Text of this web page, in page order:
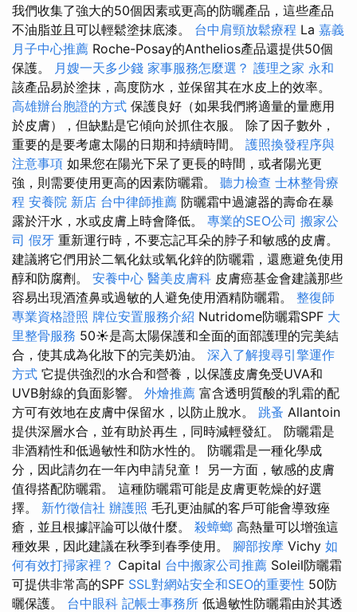
我們收集了強大的50個因素或更高的防曬產品，這些產品
不油脂並且可以輕鬆塗抹底漆。 台中肩頸放鬆療程 La 嘉義
月子中心推薦 Roche-Posay的Anthelios產品還提供50個
保護。 月嫂一天多少錢 家事服務怎麼選？ 護理之家 永和
該產品易於塗抹，高度防水，並保留其在水皮上的效率。
高雄辦台胞證的方式 保護良好（如果我們將適量的量應用
於皮膚），但缺點是它傾向於抓住衣服。 除了因子數外，
重要的是要考慮太陽的日期和持續時間。 護照換發程序與
注意事項 如果您在陽光下呆了更長的時間，或者陽光更
強，則需要使用更高的因素防曬霜。 聽力檢查 士林整骨療
程 安養院 新店 台中律師推薦 防曬霜中過濾器的壽命在暴
露於汗水，水或皮膚上時會降低。 專業的SEO公司 搬家公
司 假牙 重新運行時，不要忘記耳朵的脖子和敏感的皮膚。
建議將它們用於二氧化鈦或氧化鋅的防曬霜，還應避免使用
醇和防腐劑。 安養中心 醫美皮膚科 皮膚癌基金會建議那些
容易出現酒渣鼻或過敏的人避免使用酒精防曬霜。 整復師
專業資格證照 牌位安置服務介紹 Nutridome防曬霜SPF 大
里整骨服務 50☀️是高太陽保護和全面的面部護理的完美結
合，使其成為化妝下的完美奶油。 深入了解搜尋引擎運作
方式 它提供強烈的水合和營養，以保護皮膚免受UVA和
UVB射線的負面影響。 外燴推薦 富含透明質酸的乳霜的配
方可有效地在皮膚中保留水，以防止脫水。 跳蚤 Allantoin
提供深層水合，並有助於再生，同時減輕發紅。 防曬霜是
非酒精性和低過敏性和防水性的。 防曬霜是一種化學成
分，因此請勿在一年內申請兒童！ 另一方面，敏感的皮膚
值得搭配防曬霜。 這種防曬霜可能是皮膚更乾燥的好選
擇。 新竹徵信社 辦護照 毛孔更油膩的客戶可能會導致痤
瘡，並且根據評論可以做什麼。 殺蟑螂 高熱量可以增強這
種效果，因此建議在秋季到春季使用。 腳部按摩 Vichy 如
何有效打掃家裡？ Capital 台中搬家公司推薦 Soleil防曬霜
可提供非常高的SPF SSL對網站安全和SEO的重要性 50防
曬保護。 台中眼科 記帳士事務所 低過敏性防曬霜由於其透